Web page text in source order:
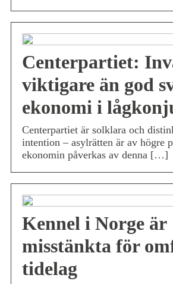
Centerpartiet:
viktigare än god
ekonomi i
Centerpartiet är solklara och
intention – asylrätten är av högre
ekonomin påverkas av denna […]
Kennel i Norge är
misstänkta för
tidelag